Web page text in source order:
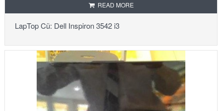
READ MORE
LapTop Cũ: Dell Inspiron 3542 i3